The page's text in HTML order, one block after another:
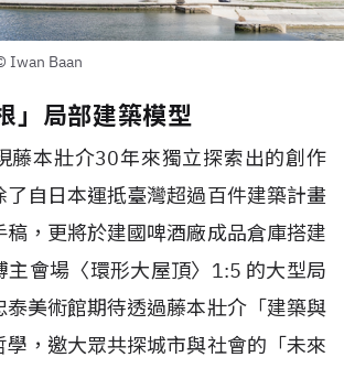
Iwan Baan
」局部建築模型
藤本壯介30年來獨立探索出的創作
自日本運抵臺灣超過百件建築計畫
稿，更將於建國啤酒廠成品倉庫搭建
主會場〈環形大屋頂〉1:5 的大型局
泰美術館期待透過藤本壯介「建築與
學，邀大眾共探城市與社會的「未來